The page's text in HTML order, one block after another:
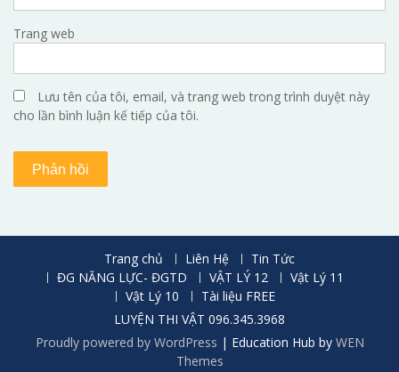
Trang web
Lưu tên của tôi, email, và trang web trong trình duyệt này
cho lần bình luận kế tiếp của tôi.
Trang chủ Liên Hệ
Tin Tức
ĐG NĂNG LỰC- ĐGTD
VẬT LÝ 12
Vật Lý 11
Vật Lý 10
Tài liệu FREE
LUYỆN THI VẬT 096.345.3968
Proudly powered by WordPress | Education Hub by WEN
Themes